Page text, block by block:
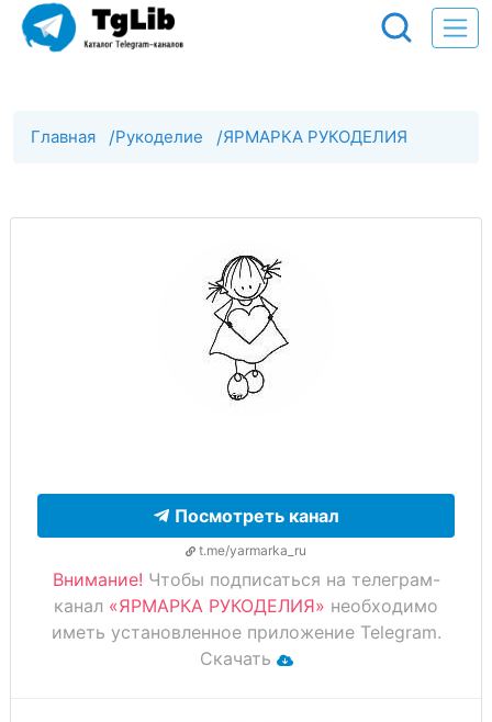
Главная /Рукоделие /ЯРМАРКА РУКОДЕЛИЯ
Посмотреть канал
t.me/yarmarka_ru
Внимание! Чтобы подписаться на телеграм-
канал «ЯРМАРКА РУКОДЕЛИЯ» необходимо
иметь установленное приложение Telegram.
Скачать